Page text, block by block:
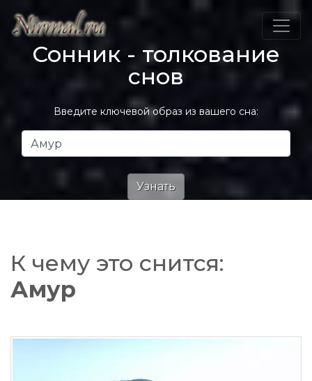
Сонник - толкование
снов
Введите ключевой образ из вашего сна:
К чему это снится:
Амур